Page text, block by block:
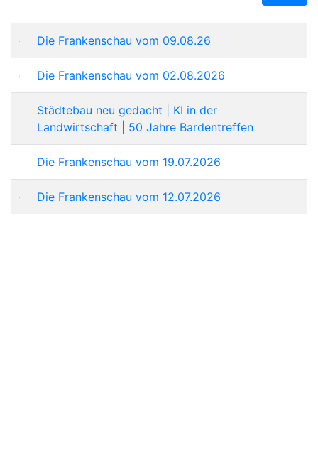
Die Frankenschau vom 09.08.26
Die Frankenschau vom 02.08.2026
Städtebau neu gedacht | KI in der
Landwirtschaft | 50 Jahre Bardentreffen
Die Frankenschau vom 19.07.2026
Die Frankenschau vom 12.07.2026